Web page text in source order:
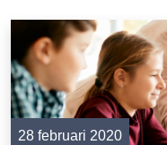
28 februari 2020